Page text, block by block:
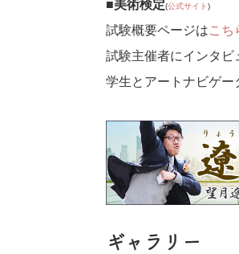
■美術検定(公式サイト)
試験概要ページはこち
試験主催者にインタビ
学生とアートナビゲー
ギャラリー